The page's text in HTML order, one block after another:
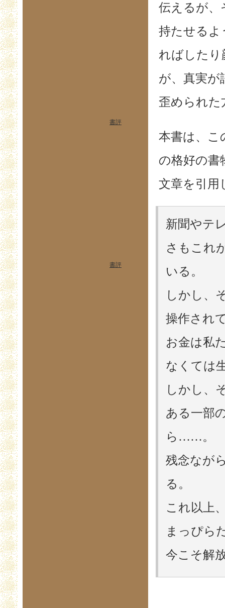
伝えるが、
持たせるよ
ればしたり
が、真実が
歪められた
本書は、こ
の格好の書
文章を引用
新聞やテ
さもこれ
いる。
しかし、
操作され
お金は私
なくては
しかし、
ある一部
ら……。
残念なが
る。
これ以上
まっぴら
今こそ解
書評
書評